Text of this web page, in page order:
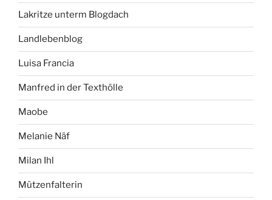
Lakritze unterm Blogdach
Landlebenblog
Luisa Francia
Manfred in der Texthölle
Maobe
Melanie Näf
Milan Ihl
Mützenfalterin